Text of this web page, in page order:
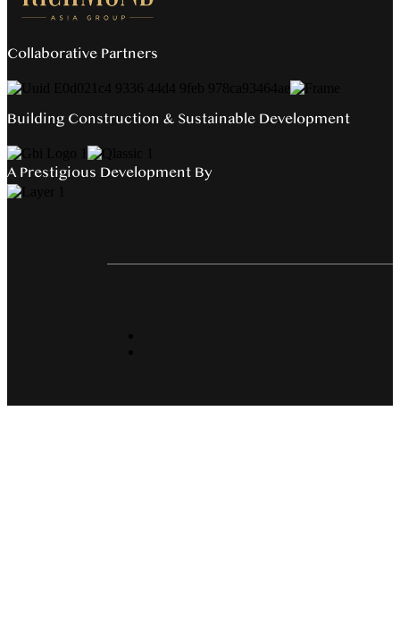
Collaborative Partners
Building Construction & Sustainable Development
A Prestigious Development By